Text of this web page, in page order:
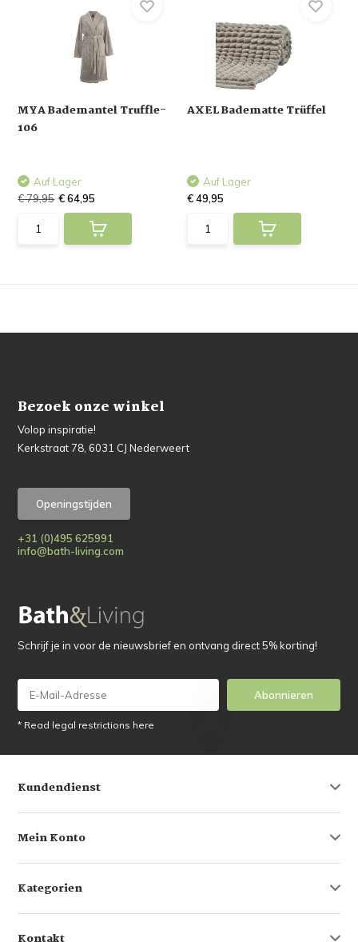
MYA Bademantel Truffle-
106
Auf Lager
€ 79,95 € 64,95
AXEL Badematte Trüffel
Auf Lager
€ 49,95
Bezoek onze winkel
Volop inspiratie!
Kerkstraat 78, 6031 CJ Nederweert
Openingstijden
+31 (0)495 625991
info@bath-living.com
Schrijf je in voor de nieuwsbrief en ontvang direct 5% korting!
Abonnieren
* Read legal restrictions here
Kundendienst
Mein Konto
Kategorien